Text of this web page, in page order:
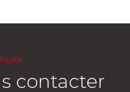
contacter